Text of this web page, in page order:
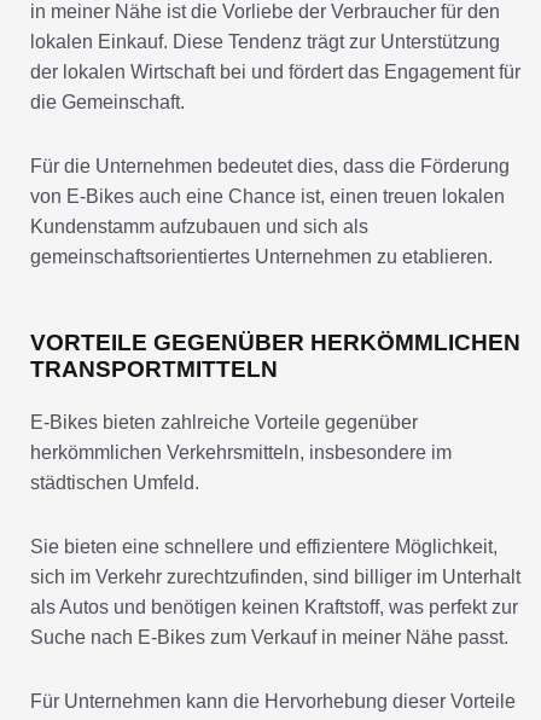
in meiner Nähe ist die Vorliebe der Verbraucher für den
lokalen Einkauf. Diese Tendenz trägt zur Unterstützung
der lokalen Wirtschaft bei und fördert das Engagement für
die Gemeinschaft.
Für die Unternehmen bedeutet dies, dass die Förderung
von E-Bikes auch eine Chance ist, einen treuen lokalen
Kundenstamm aufzubauen und sich als
gemeinschaftsorientiertes Unternehmen zu etablieren.
VORTEILE GEGENÜBER HERKÖMMLICHEN
TRANSPORTMITTELN
E-Bikes bieten zahlreiche Vorteile gegenüber
herkömmlichen Verkehrsmitteln, insbesondere im
städtischen Umfeld.
Sie bieten eine schnellere und effizientere Möglichkeit,
sich im Verkehr zurechtzufinden, sind billiger im Unterhalt
als Autos und benötigen keinen Kraftstoff, was perfekt zur
Suche nach E-Bikes zum Verkauf in meiner Nähe passt.
Für Unternehmen kann die Hervorhebung dieser Vorteile